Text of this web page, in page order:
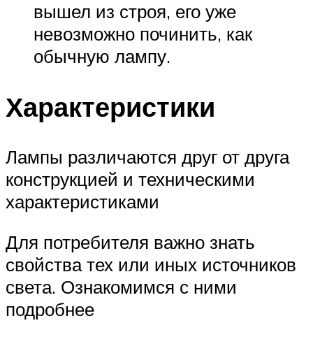
вышел из строя, его уже
невозможно починить, как
обычную лампу.
Характеристики
Лампы различаются друг от друга
конструкцией и техническими
характеристиками
Для потребителя важно знать
свойства тех или иных источников
света. Ознакомимся с ними
подробнее